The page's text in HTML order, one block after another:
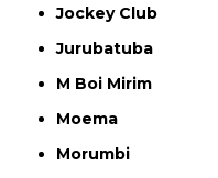
Jockey Club
Jurubatuba
M Boi Mirim
Moema
Morumbi